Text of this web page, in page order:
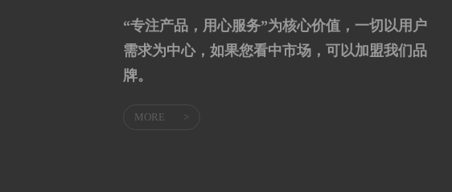
“专注产品，用心服务”为核心价值，一切以用户
需求为中心，如果您看中市场，可以加盟我们品
牌。
MORE >